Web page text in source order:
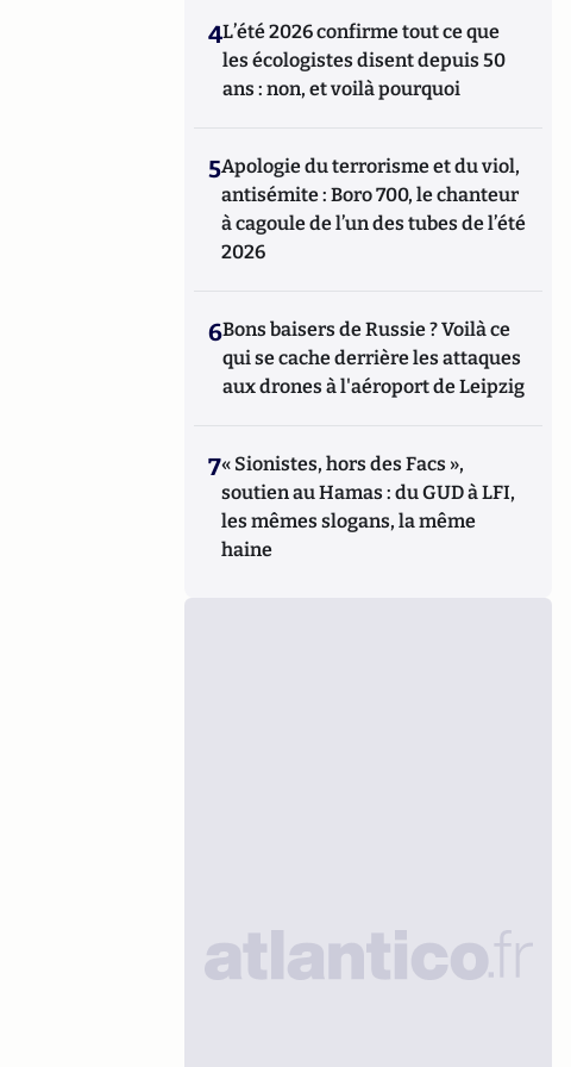
4L’été 2026 confirme tout ce que
les écologistes disent depuis 50
ans : non, et voilà pourquoi
5Apologie du terrorisme et du viol,
antisémite : Boro 700, le chanteur
à cagoule de l’un des tubes de l’été
2026
6Bons baisers de Russie ? Voilà ce
qui se cache derrière les attaques
aux drones à l'aéroport de Leipzig
7« Sionistes, hors des Facs »,
soutien au Hamas : du GUD à LFI,
les mêmes slogans, la même
haine